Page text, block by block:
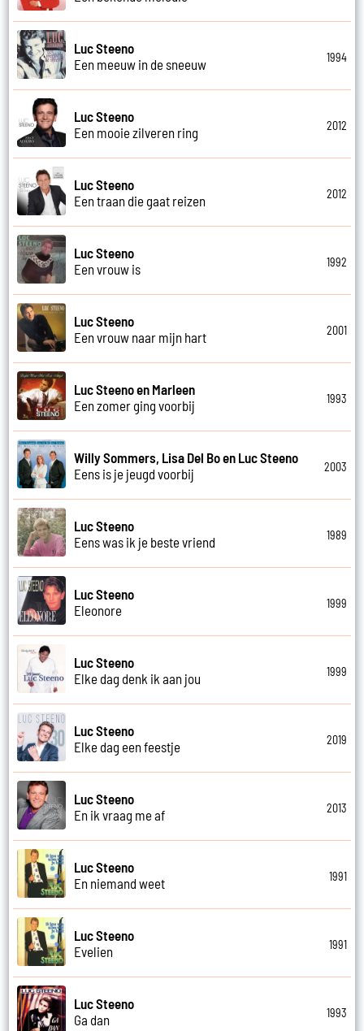
Luc Steeno
Een meeuw in de sneeuw
1994
Luc Steeno
Een mooie zilveren ring
2012
Luc Steeno
Een traan die gaat reizen
2012
Luc Steeno
Een vrouw is
1992
Luc Steeno
Een vrouw naar mijn hart
2001
Luc Steeno en Marleen
Een zomer ging voorbij
1993
Willy Sommers, Lisa Del Bo en Luc Steeno
Eens is je jeugd voorbij
2003
Luc Steeno
Eens was ik je beste vriend
1989
Luc Steeno
Eleonore
1999
Luc Steeno
Elke dag denk ik aan jou
1999
Luc Steeno
Elke dag een feestje
2019
Luc Steeno
En ik vraag me af
2013
Luc Steeno
En niemand weet
1991
Luc Steeno
Evelien
1991
Luc Steeno
Ga dan
1993